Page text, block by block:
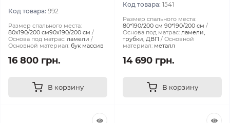
Код товара: 992
Размер спального места:
80х190/200 см90х190/200 см
Основа под матрас: ламели
Основной материал: бук массив
16 800 грн.
В корзину
Код товара: 1541
Размер спального места:
80*190/200 см 90*190/200 см
Основа под матрас: ламели,
трубки, ДВП
Основной
материал: металл
14 690 грн.
В корзину